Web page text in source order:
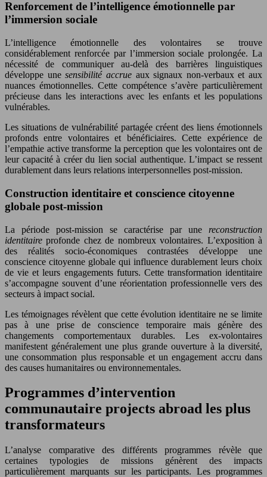
Renforcement de l’intelligence émotionnelle par
l’immersion sociale
L’intelligence émotionnelle des volontaires se trouve
considérablement renforcée par l’immersion sociale prolongée. La
nécessité de communiquer au-delà des barrières linguistiques
développe unesensibilité accrue aux signaux non-verbaux et aux
nuances émotionnelles. Cette compétence s’avère particulièrement
précieuse dans les interactions avec les enfants et les populations
vulnérables.
Les situations de vulnérabilité partagée créent des liens émotionnels
profonds entre volontaires et bénéficiaires. Cette expérience de
l’empathie active transforme la perception que les volontaires ont de
leur capacité à créer du lien social authentique. L’impact se ressent
durablement dans leurs relations interpersonnelles post-mission.
Construction identitaire et conscience citoyenne
globale post-mission
La période post-mission se caractérise par une reconstruction
identitaireprofonde chez de nombreux volontaires. L’exposition à
des réalités socio-économiques contrastées développe une
conscience citoyenne globale qui influence durablement leurs choix
de vie et leurs engagements futurs. Cette transformation identitaire
s’accompagne souvent d’une réorientation professionnelle vers des
secteurs à impact social.
Les témoignages révèlent que cette évolution identitaire ne se limite
pas à une prise de conscience temporaire mais génère des
changements comportementaux durables. Les ex-volontaires
manifestent généralement une plus grande ouverture à la diversité,
une consommation plus responsable et un engagement accru dans
des causes humanitaires ou environnementales.
Programmes d’intervention
communautaire projects abroad les plus
transformateurs
L’analyse comparative des différents programmes révèle que
certaines typologies de missions génèrent des impacts
particulièrement marquants sur les participants. Les programmes